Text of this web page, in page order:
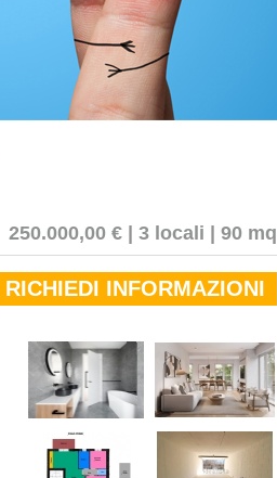
250.000,00 € | 3 locali | 90 mq
RICHIEDI INFORMAZIONI